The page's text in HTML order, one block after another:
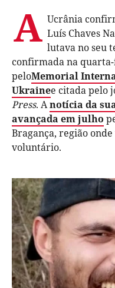
A Ucrânia
Luís Chaves
lutava no seu
confirmada na
peloMemorial
Ukrainee citada pelo
Press. Anotícia da
avançada em julho
Bragança, região
voluntário.